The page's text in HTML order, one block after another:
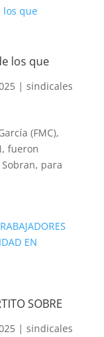
los que
| sindicales
(FMC),
fueron
para
SOBRE
| sindicales